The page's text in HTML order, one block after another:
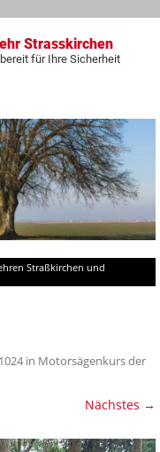
Strasskirchen
für Ihre Sicherheit
Straßkirchen und
in Motorsägenkurs der
Nächstes →